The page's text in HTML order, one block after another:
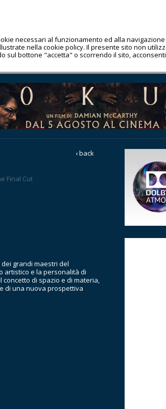
necessari al funzionamento ed alla
nella cookie policy. Il presente sito non
sul bottone "accetta" o scorrendo il sito,
‹ back
Final Cut
grandi maestri del
artistico e la personalità di
di spazio e di materia,
di una nuova prospettiva